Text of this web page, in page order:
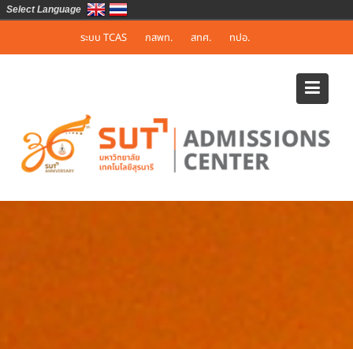
ระบบ TCAS กสพท. สทศ. ทปอ.
Select Language